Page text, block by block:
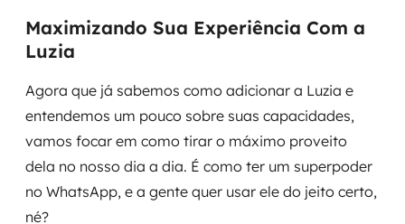
Maximizando Sua Experiência Com a
Luzia
Agora que já sabemos como adicionar a Luzia e
entendemos um pouco sobre suas capacidades,
vamos focar em como tirar o máximo proveito
dela no nosso dia a dia. É como ter um superpoder
no WhatsApp, e a gente quer usar ele do jeito certo,
né?